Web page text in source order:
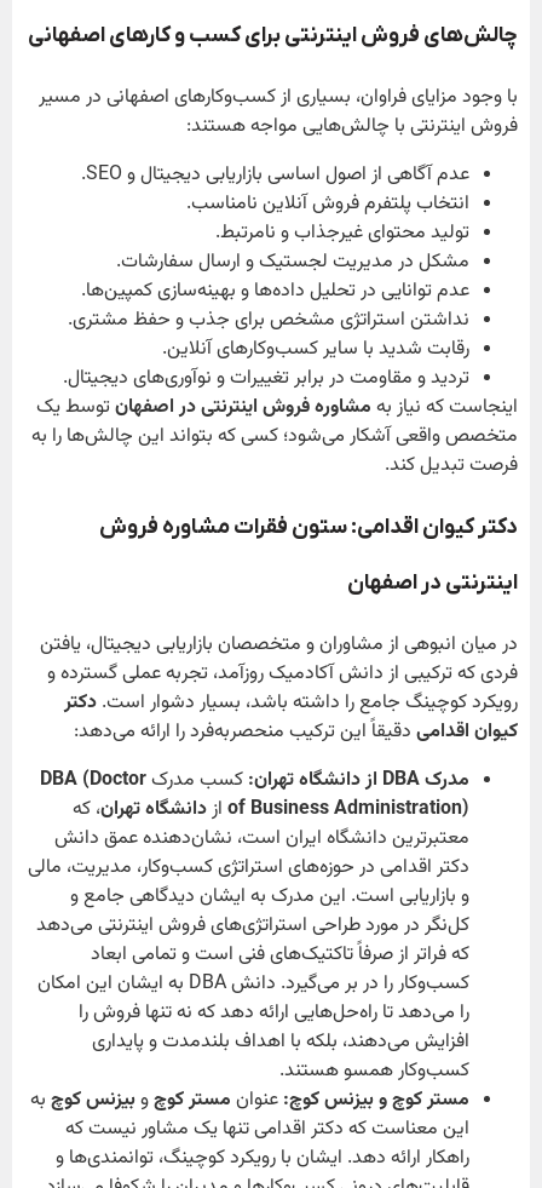
چالش‌های فروش اینترنتی برای کسب و کارهای اصفهانی
با وجود مزایای فراوان، بسیاری از کسب‌وکارهای اصفهانی در مسیر
فروش اینترنتی با چالش‌هایی مواجه هستند:
عدم آگاهی از اصول اساسی بازاریابی دیجیتال و SEO.
انتخاب پلتفرم فروش آنلاین نامناسب.
تولید محتوای غیرجذاب و نامرتبط.
مشکل در مدیریت لجستیک و ارسال سفارشات.
عدم توانایی در تحلیل داده‌ها و بهینه‌سازی کمپین‌ها.
نداشتن استراتژی مشخص برای جذب و حفظ مشتری.
رقابت شدید با سایر کسب‌وکارهای آنلاین.
تردید و مقاومت در برابر تغییرات و نوآوری‌های دیجیتال.
اینجاست که نیاز به مشاوره فروش اینترنتی در اصفهان توسط یک
متخصص واقعی آشکار می‌شود؛ کسی که بتواند این چالش‌ها را به
فرصت تبدیل کند.
دکتر کیوان اقدامی: ستون فقرات مشاوره فروش
اینترنتی در اصفهان
در میان انبوهی از مشاوران و متخصصان بازاریابی دیجیتال، یافتن
فردی که ترکیبی از دانش آکادمیک روزآمد، تجربه عملی گسترده و
رویکرد کوچینگ جامع را داشته باشد، بسیار دشوار است. دکتر
کیوان اقدامی دقیقاً این ترکیب منحصربه‌فرد را ارائه می‌دهد:
مدرک DBA از دانشگاه تهران:
کسب مدرکDBA (Doctor
of Business Administration) ازدانشگاه تهران، که
معتبرترین دانشگاه ایران است، نشان‌دهنده عمق دانش
دکتر اقدامی در حوزه‌های استراتژی کسب‌وکار، مدیریت، مالی
و بازاریابی است. این مدرک به ایشان دیدگاهی جامع و
کل‌نگر در مورد طراحی استراتژی‌های فروش اینترنتی می‌دهد
که فراتر از صرفاً تاکتیک‌های فنی است و تمامی ابعاد
کسب‌وکار را در بر می‌گیرد. دانش DBA به ایشان این امکان
را می‌دهد تا راه‌حل‌هایی ارائه دهد که نه تنها فروش را
افزایش می‌دهند، بلکه با اهداف بلندمدت و پایداری
کسب‌وکار همسو هستند.
مستر کوچ و بیزنس کوچ: عنوان مستر کوچوبیزنس کوچ به
این معناست که دکتر اقدامی تنها یک مشاور نیست که
راهکار ارائه دهد. ایشان با رویکرد کوچینگ، توانمندی‌ها و